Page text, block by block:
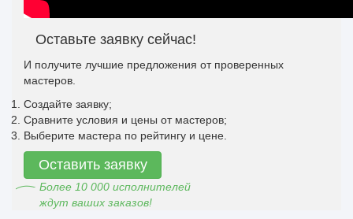
Оставьте заявку сейчас!
И получите лучшие предложения от проверенных
мастеров.
Создайте заявку;
Сравните условия и цены от мастеров;
Выберите мастера по рейтингу и цене.
Оставить заявку
Более 10 000 исполнителей
ждут ваших заказов!